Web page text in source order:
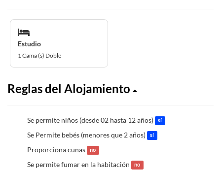
Estudio
1 Cama (s) Doble
Reglas del Alojamiento
Se permite niños (desde 02 hasta 12 años) sí
Se Permite bebés (menores que 2 años) sí
Proporciona cunas no
Se permite fumar en la habitación no